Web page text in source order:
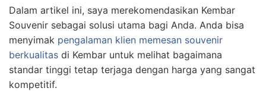
Dalam artikel ini, saya merekomendasikan Kembar
Souvenir sebagai solusi utama bagi Anda. Anda bisa
menyimak pengalaman klien memesan souvenir
berkualitas di Kembar untuk melihat bagaimana
standar tinggi tetap terjaga dengan harga yang sangat
kompetitif.